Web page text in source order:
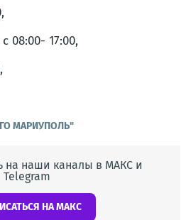
08:00- 17:00,
МАРИУПОЛЬ"
на наши каналы в МАКС и
Telegram
НА МАКС